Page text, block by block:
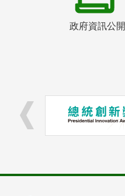
政府資訊公開